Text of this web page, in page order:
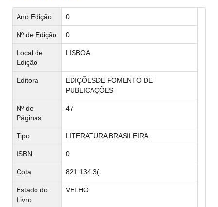
Ano Edição 0
Nº de Edição 0
Local de
Edição
LISBOA
Editora
EDIÇÕESDE FOMENTO DE
PUBLICAÇÕES
Nº de
Páginas
47
Tipo LITERATURA BRASILEIRA
ISBN 0
Cota 821.134.3(
Estado do
Livro
VELHO